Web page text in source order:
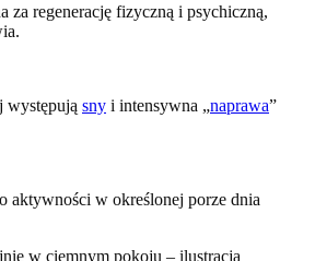
za regenerację fizyczną i psychiczną,
występują sny i intensywna „naprawa”
aktywności w określonej porze dnia